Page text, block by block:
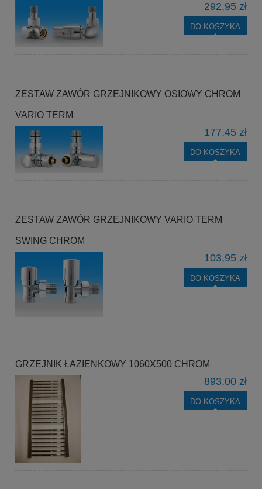
292,95 zł
DO KOSZYKA
ZESTAW ZAWÓR GRZEJNIKOWY OSIOWY CHROM
VARIO TERM
177,45 zł
DO KOSZYKA
ZESTAW ZAWÓR GRZEJNIKOWY VARIO TERM
SWING CHROM
103,95 zł
DO KOSZYKA
GRZEJNIK ŁAZIENKOWY 1060X500 CHROM
893,00 zł
DO KOSZYKA